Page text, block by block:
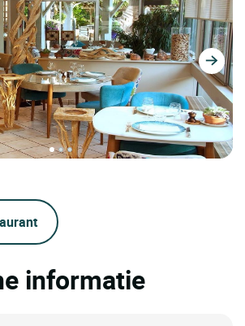
informatie